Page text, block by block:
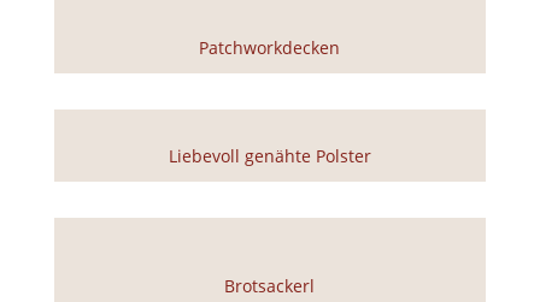
Patchworkdecken
Liebevoll genähte Polster
Brotsackerl